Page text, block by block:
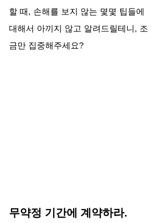
할 때, 손해를 보지 않는 몇몇 팁들에
대해서 아끼지 않고 알려드릴테니, 조
금만 집중해주세요?
무약정 기간에 계약하라.